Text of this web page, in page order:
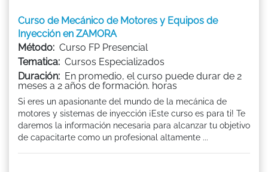
Curso de Mecánico de Motores y Equipos de
Inyección en ZAMORA
Método: Curso FP Presencial
Tematica: Cursos Especializados
Duración: En promedio, el curso puede durar de 2
meses a 2 años de formación. horas
Si eres un apasionante del mundo de la mecánica de
motores y sistemas de inyección ¡Este curso es para ti! Te
daremos la información necesaria para alcanzar tu objetivo
de capacitarte como un profesional altamente ...